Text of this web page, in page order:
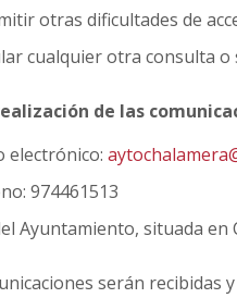
otras dificultades de
cualquier otra consulta o
de las
electrónico:
974461513
Ayuntamiento, situada en
serán recibidas